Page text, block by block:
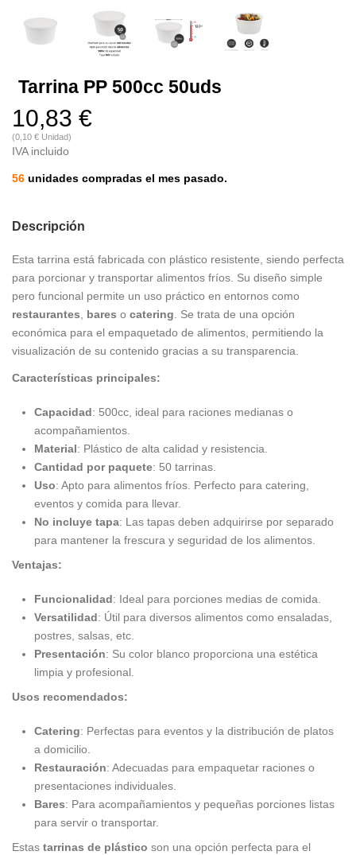
Tarrina PP 500cc 50uds
10,83 €
(0,10 € Unidad)
IVA incluido
56 unidades compradas el mes pasado.
Descripción
Esta tarrina está fabricada con plástico resistente, siendo perfecta
para porcionar y transportar alimentos fríos. Su diseño simple
pero funcional permite un uso práctico en entornos como
restaurantes
bares o catering . Se trata de una opción
económica para el empaquetado de alimentos, permitiendo la
visualización de su contenido gracias a su transparencia.
Características principales:
Capacidad: 500cc, ideal para raciones medianas o
acompañamientos.
Material: Plástico de alta calidad y resistencia.
Cantidad por paquete: 50 tarrinas.
Uso: Apto para alimentos fríos. Perfecto para catering,
eventos y comida para llevar.
No incluye tapa: Las tapas deben adquirirse por separado
para mantener la frescura y seguridad de los alimentos.
Ventajas:
Funcionalidad: Ideal para porciones medias de comida.
Versatilidad: Útil para diversos alimentos como ensaladas,
postres, salsas, etc.
Presentación: Su color blanco proporciona una estética
limpia y profesional.
Usos recomendados:
Catering: Perfectas para eventos y la distribución de platos
a domicilio.
Restauración: Adecuadas para empaquetar raciones o
presentaciones individuales.
Bares: Para acompañamientos y pequeñas porciones listas
para servir o transportar.
Estas tarrinas de plástico son una opción perfecta para el